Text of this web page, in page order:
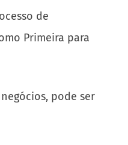
de
Primeira para
pode ser